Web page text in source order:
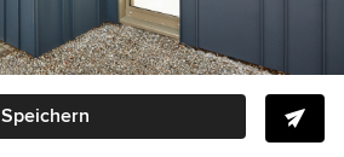
Speichern